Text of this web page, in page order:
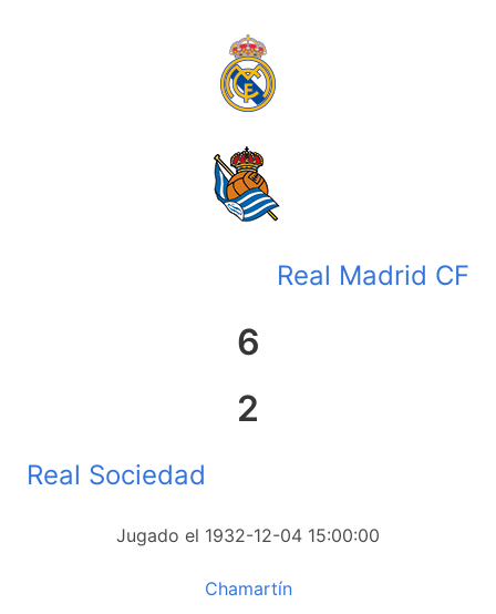
Real Madrid CF
6
2
Real Sociedad
Jugado el 1932-12-04 15:00:00
Chamartín